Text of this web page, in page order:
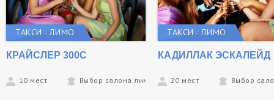
ТАКСИ - ЛИМО
КРАЙСЛЕР 300С
10 мест Выбор салона лимо компанией
ТАКСИ - ЛИМО
КАДИЛЛАК ЭСКАЛЕЙД
20 мест Выбор